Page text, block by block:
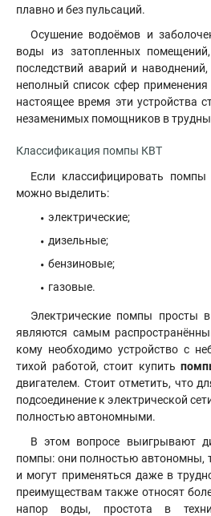
плавно и без пульсаций.
Осушение водоёмов и
воды из затопленных
последствий аварий и
неполный список сфер
настоящее время эти устройства
незаменимых помощников в
Классификация помпы КВТ
Если классифицировать помпы
можно выделить:
электрические;
дизельные;
бензиновые;
газовые.
Электрические помпы просты
являются самым
кому необходимо устройство с
тихой работой, стоит купить
двигателем. Стоит отметить, что
подсоединение к электрической
полностью автономными.
В этом вопросе выигрывают
помпы: они полностью автономны,
и могут применяться даже в
преимуществам также относят
напор воды, простота в